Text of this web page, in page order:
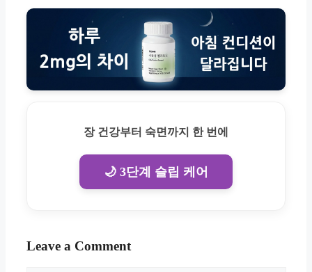
장 건강부터 숙면까지 한 번에
🌙 3단계 슬립 케어
Leave a Comment